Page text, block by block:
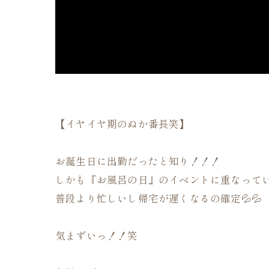
【イヤイヤ期のぬか番長笑】
お誕生日に出勤だったと知り！！！
しかも『お風呂の日』のイベントに重なって
普段より忙しいし帰宅が遅くなるの確定💦💦
気まずいっ！！笑